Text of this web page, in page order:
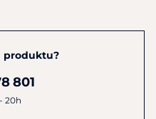
produktu?
801
20h